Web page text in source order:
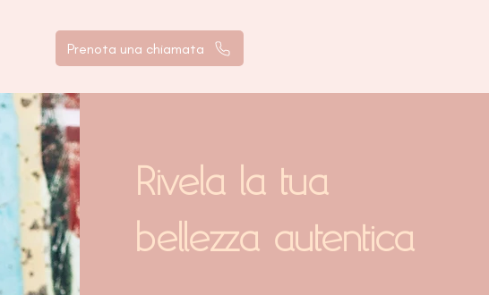
Prenota una chiamata
Rivela la tua
bellezza autentica